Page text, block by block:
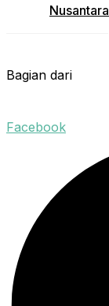
Nusantara
Bagian dari
Facebook